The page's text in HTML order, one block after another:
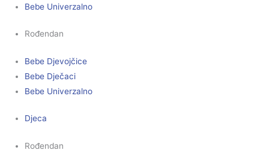
Bebe Univerzalno
Rođendan
Bebe Djevojčice
Bebe Dječaci
Bebe Univerzalno
Djeca
Rođendan